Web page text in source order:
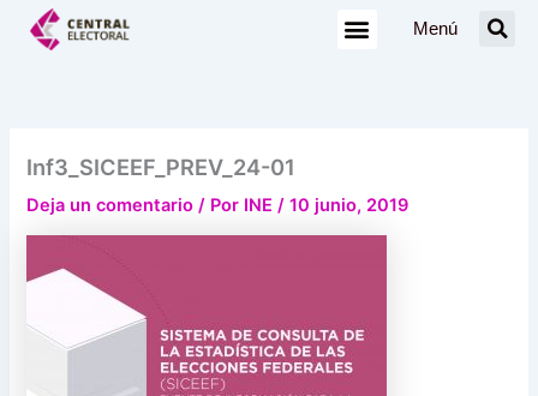
Menú
Inf3_SICEEF_PREV_24-01
Deja un comentario / Por INE/10 junio, 2019